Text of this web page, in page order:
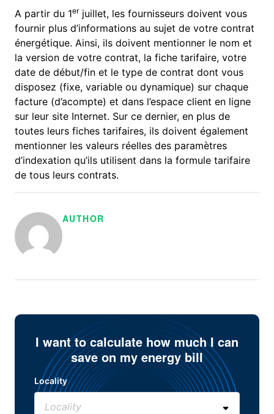
A partir du 1erjuillet, les fournisseurs doivent vous
fournir plus d’informations au sujet de votre contrat
énergétique. Ainsi, ils doivent mentionner le nom et
la version de votre contrat, la fiche tarifaire, votre
date de début/fin et le type de contrat dont vous
disposez (fixe, variable ou dynamique) sur chaque
facture (d’acompte) et dans l’espace client en ligne
sur leur site Internet. Sur ce dernier, en plus de
toutes leurs fiches tarifaires, ils doivent également
mentionner les valeurs réelles des paramètres
d’indexation qu’ils utilisent dans la formule tarifaire
de tous leurs contrats.
AUTHOR
I want to calculate how much I can
save on my energy bill
Locality